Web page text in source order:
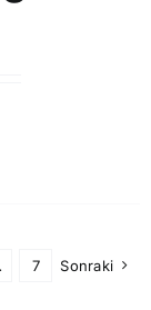
7 Sonraki